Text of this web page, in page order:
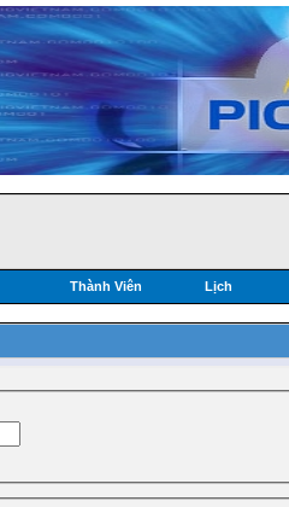
Thành Viên Lịch